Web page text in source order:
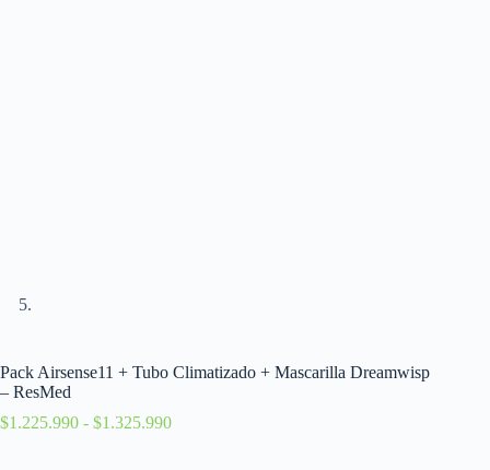
Pack Airsense11 + Tubo Climatizado + Mascarilla Dreamwisp
– ResMed
$1.225.990 - $1.325.990